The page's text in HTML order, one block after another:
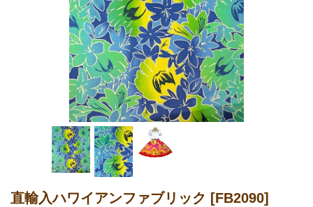
直輸入ハワイアンファブリック [FB2090]